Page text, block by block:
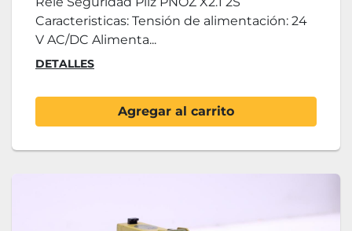
Caracteristicas: Tensión de alimentación: 24
V AC/DC Alimenta...
DETALLES
Agregar al carrito